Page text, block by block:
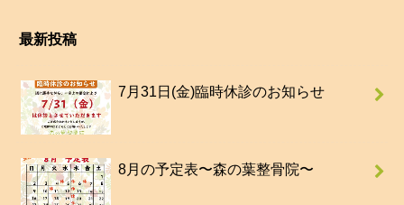
最新投稿
7月31日(金)臨時休診のお知らせ
8月の予定表〜森の葉整骨院〜